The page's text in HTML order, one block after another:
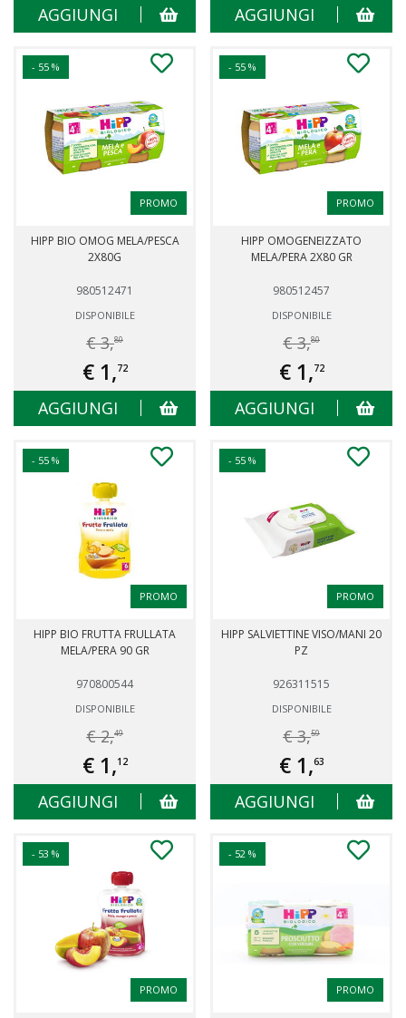
AGGIUNGI AGGIUNGI
- 55 %
PROMO
HIPP BIO OMOG MELA/PESCA
2X80G
980512471
DISPONIBILE
€ 3,80
€ 1,72
AGGIUNGI
- 55 %
PROMO
HIPP OMOGENEIZZATO
MELA/PERA 2X80 GR
980512457
DISPONIBILE
€ 3,80
€ 1,72
AGGIUNGI
- 55 %
PROMO
HIPP BIO FRUTTA FRULLATA
MELA/PERA 90 GR
970800544
DISPONIBILE
€ 2,49
€ 1,12
AGGIUNGI
- 55 %
PROMO
HIPP SALVIETTINE VISO/MANI 20
PZ
926311515
DISPONIBILE
€ 3,59
€ 1,63
AGGIUNGI
- 53 %
PROMO
- 52 %
PROMO